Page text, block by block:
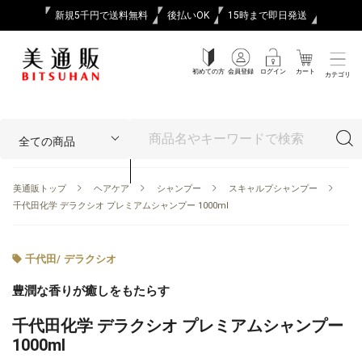
新規5千円で送料無料 後払いOK 15時まで即日発送
初めての方 会員登録 ログイン カート カテゴリ
美通販トップ ヘアケア シャンプー
スキャルプシャンプー
千代田化学 デラクシオ プレミアムシャンプー 1000ml
千代田 / デラクシオ
豊潤な香りが癒しをもたらす
千代田化学 デラクシオ プレミアムシャンプー
1000ml